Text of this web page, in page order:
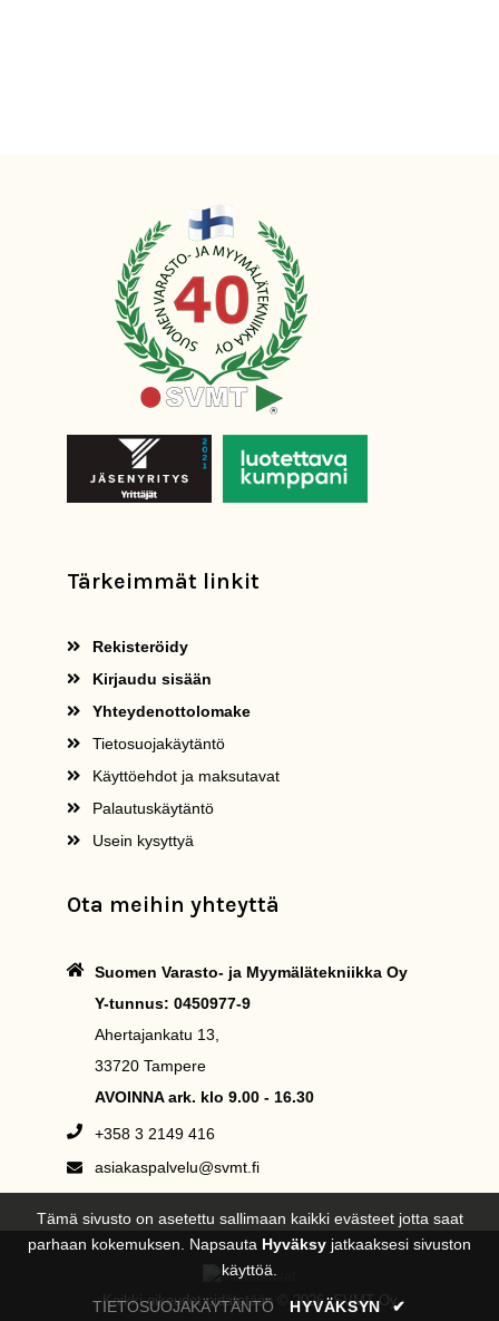
Tärkeimmät linkit
Rekisteröidy
Kirjaudu sisään
Yhteydenottolomake
Tietosuojakäytäntö
Käyttöehdot ja maksutavat
Palautuskäytäntö
Usein kysyttyä
Ota meihin yhteyttä
Suomen Varasto- ja Myymälätekniikka Oy
Y-tunnus: 0450977-9
Ahertajankatu 13,
33720 Tampere
AVOINNA ark. klo 9.00 - 16.30
+358 3 2149 416
asiakaspalvelu@svmt.fi
Kaikki oikeudet pidätetään © 2026, SVMT Oy
Tämä sivusto on asetettu sallimaan kaikki evästeet jotta saat
parhaan kokemuksen. Napsauta Hyväksy jatkaaksesi sivuston
käyttöä.
TIETOSUOJAKÄYTÄNTÖ HYVÄKSYN ✔